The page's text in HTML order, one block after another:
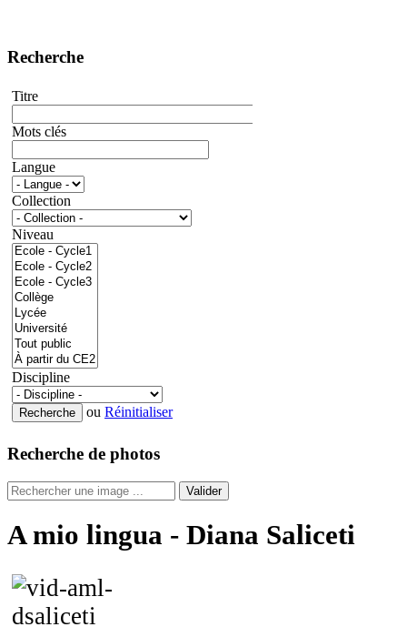
Recherche
Titre
Mots clés
Langue
Collection
Niveau
Discipline
ou Réinitialiser
Recherche de photos
Valider
A mio lingua - Diana Saliceti